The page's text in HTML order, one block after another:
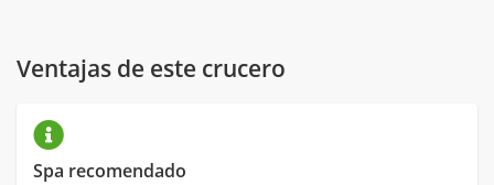
Ventajas de este crucero
Spa recomendado